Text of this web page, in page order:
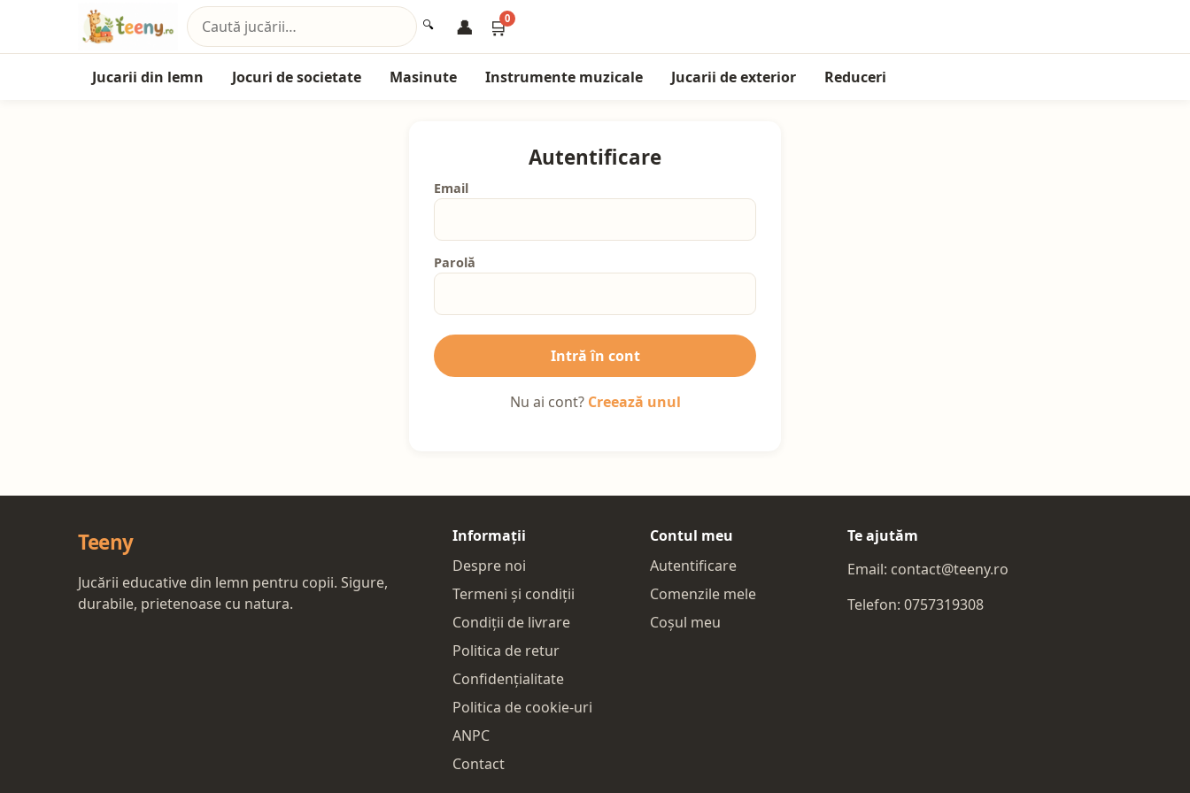
🔍 👤 🛒0
Jucarii din lemn Jocuri de societate Masinute Instrumente muzicale Jucarii de exterior Reduceri
Autentificare
Email
Parolă
Intră în cont
Nu ai cont? Creează unul
Teeny
Jucării educative din lemn pentru copii. Sigure,
durabile, prietenoase cu natura.
Informații
Despre noi
Termeni și condiții
Condiții de livrare
Politica de retur
Confidențialitate
Politica de cookie-uri
ANPC
Contact
Contul meu
Autentificare
Comenzile mele
Coșul meu
Te ajutăm
Email: contact@teeny.ro
Telefon:0757319308